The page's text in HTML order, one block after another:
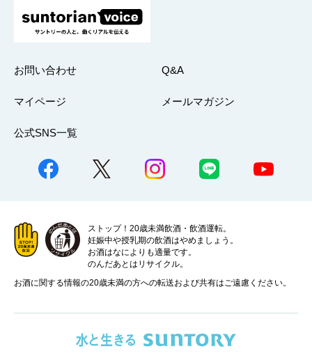
お問い合わせ Q&A
マイページ メールマガジン
公式SNS一覧
ストップ！20歳未満飲酒・飲酒運転。
妊娠中や授乳期の飲酒はやめましょう。
お酒はなによりも適量です。
のんだあとはリサイクル。
お酒に関する情報の20歳未満の方への転送および共有はご遠慮ください。